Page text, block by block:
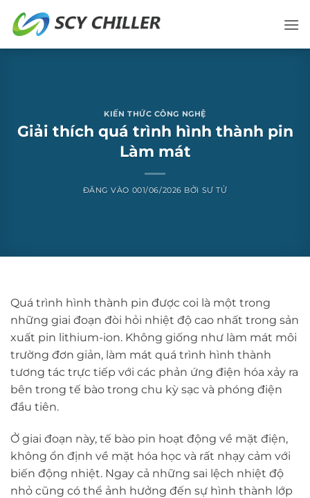
qua
KIẾN THỨC CÔNG NGHỆ
Giải thích quá trình hình thành pin
Làm mát
ĐĂNG VÀO 001/06/2026 BỞI SƯ TỬ
Quá trình hình thành pin được coi là một trong
những giai đoạn đòi hỏi nhiệt độ cao nhất trong sản
xuất pin lithium-ion. Không giống như làm mát môi
trường đơn giản, làm mát quá trình hình thành
tương tác trực tiếp với các phản ứng điện hóa xảy ra
bên trong tế bào trong chu kỳ sạc và phóng điện
đầu tiên.
Ở giai đoạn này, tế bào pin hoạt động về mặt điện,
không ổn định về mặt hóa học và rất nhạy cảm với
biến động nhiệt. Ngay cả những sai lệch nhiệt độ
nhỏ cũng có thể ảnh hưởng đến sự hình thành lớp